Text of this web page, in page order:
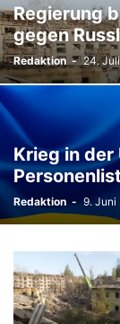
ÜSERE
Regierung
gegen
Redaktion - 24.
Krieg in
Redaktion - 9. Juni